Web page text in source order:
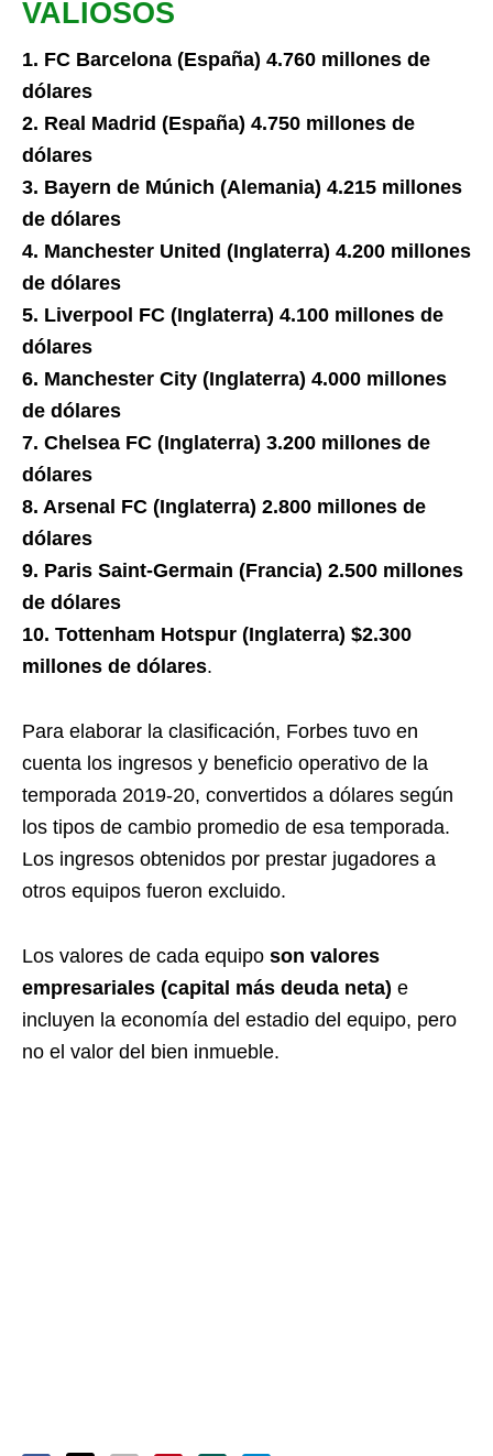
VALIOSOS
1. FC Barcelona (España) 4.760 millones de
dólares
2. Real Madrid (España) 4.750 millones de
dólares
3. Bayern de Múnich (Alemania) 4.215 millones
de dólares
4. Manchester United (Inglaterra) 4.200 millones
de dólares
5. Liverpool FC (Inglaterra) 4.100 millones de
dólares
6. Manchester City (Inglaterra) 4.000 millones
de dólares
7. Chelsea FC (Inglaterra) 3.200 millones de
dólares
8. Arsenal FC (Inglaterra) 2.800 millones de
dólares
9. Paris Saint-Germain (Francia) 2.500 millones
de dólares
10. Tottenham Hotspur (Inglaterra) $2.300
millones de dólares.
Para elaborar la clasificación, Forbes tuvo en
cuenta los ingresos y beneficio operativo de la
temporada 2019-20, convertidos a dólares según
los tipos de cambio promedio de esa temporada.
Los ingresos obtenidos por prestar jugadores a
otros equipos fueron excluido.
Los valores de cada equipo son valores
empresariales (capital más deuda neta) e
incluyen la economía del estadio del equipo, pero
no el valor del bien inmueble.